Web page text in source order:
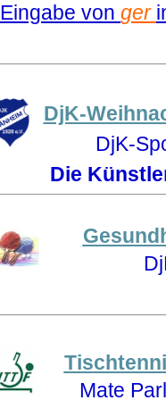
Eingabe von ger
DjK-
DjK-
Die
Mate